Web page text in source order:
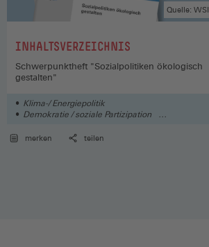
:INHALTSVERZEICHNIS
Quelle: WSI
Schwerpunktheft "Sozialpolitiken ökologisch
gestalten"
Klima-/ Energiepolitik
Demokratie / soziale Partizipation
merken
teilen